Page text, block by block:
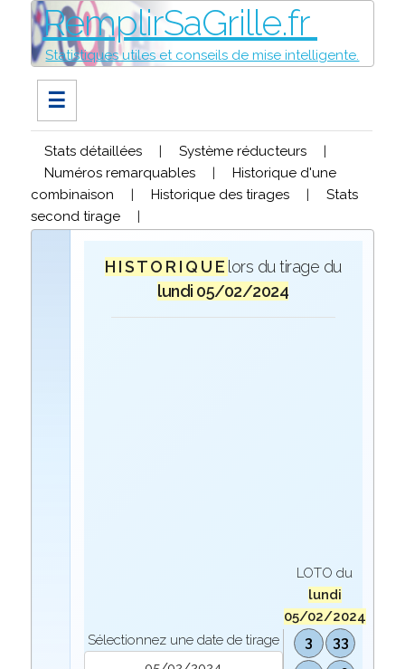
RemplirSaGrille.fr
Statistiques utiles et conseils de mise intelligente.
☰
Stats détaillées | Système réducteurs
|
Numéros remarquables
|
Historique d'une
combinaison
| Historique des tirages |
Stats
second tirage
|
H I S T O R I Q U E lors du tirage du
lundi 05/02/2024
Sélectionnez une date de tirage
LOTO du
lundi
05/02/2024
3
33